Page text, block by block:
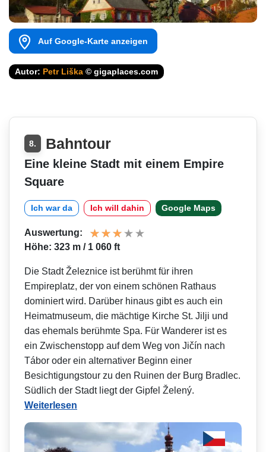
Auf Google-Karte anzeigen
Autor: Petr Liška © gigaplaces.com
8. Bahntour
Eine kleine Stadt mit einem Empire
Square
Ich war da Ich will dahin Google Maps
Auswertung:
Höhe: 323 m / 1 060 ft
Die Stadt Železnice ist berühmt für ihren
Empireplatz, der von einem schönen Rathaus
dominiert wird. Darüber hinaus gibt es auch ein
Heimatmuseum, die mächtige Kirche St. Jilji und
das ehemals berühmte Spa. Für Wanderer ist es
ein Zwischenstopp auf dem Weg von Jičín nach
Tábor oder ein alternativer Beginn einer
Besichtigungstour zu den Ruinen der Burg Bradlec.
Südlich der Stadt liegt der Gipfel Želený.
Weiterlesen